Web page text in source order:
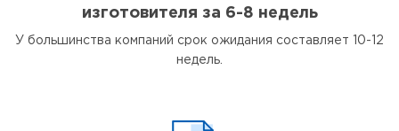
изготовителя за 6-8 недель
У большинства компаний срок ожидания составляет 10-12
недель.